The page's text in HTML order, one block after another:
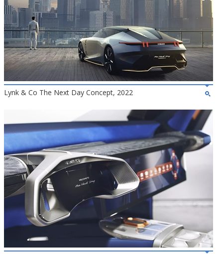
Lynk & Co The Next Day Concept, 2022